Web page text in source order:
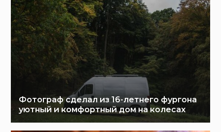
Фотограф сделал из 16-летнего фургона
уютный и комфортный дом на колесах